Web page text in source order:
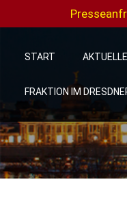
Inhalt
START
FRAKTION IM